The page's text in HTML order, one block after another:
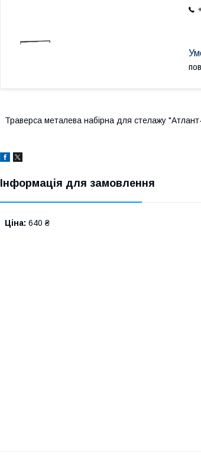
Траверса металева набірна для стелажу
Інформація для замовлення
Ціна: 640 ₴